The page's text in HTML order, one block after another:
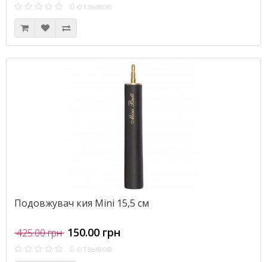
0 отзывов
Подовжувач кия Mini 15,5 см
425.00 грн 150.00 грн
0 отзывов